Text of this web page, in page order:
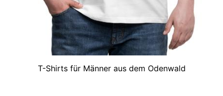
T-Shirts für Männer aus dem Odenwald